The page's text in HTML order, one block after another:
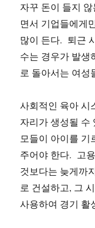
자꾸 돈이 들지
면서 기업들에게
많이 든다. 퇴근
수는 경우가 발생
로 돌아서는 여성
사회적인 육아 시
자리가 생성될 수
모들이 아이를 기
주어야 한다. 고
것보다는 늦게까
로 건설하고, 그
사용하여 경기 활